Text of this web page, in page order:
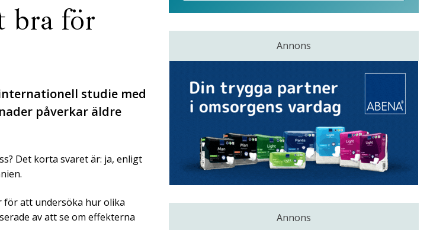
bra för
studie med
påverkar äldre
Det korta svaret är: ja, enligt
för att undersöka hur olika
av att se om effekterna
Annons
Annons